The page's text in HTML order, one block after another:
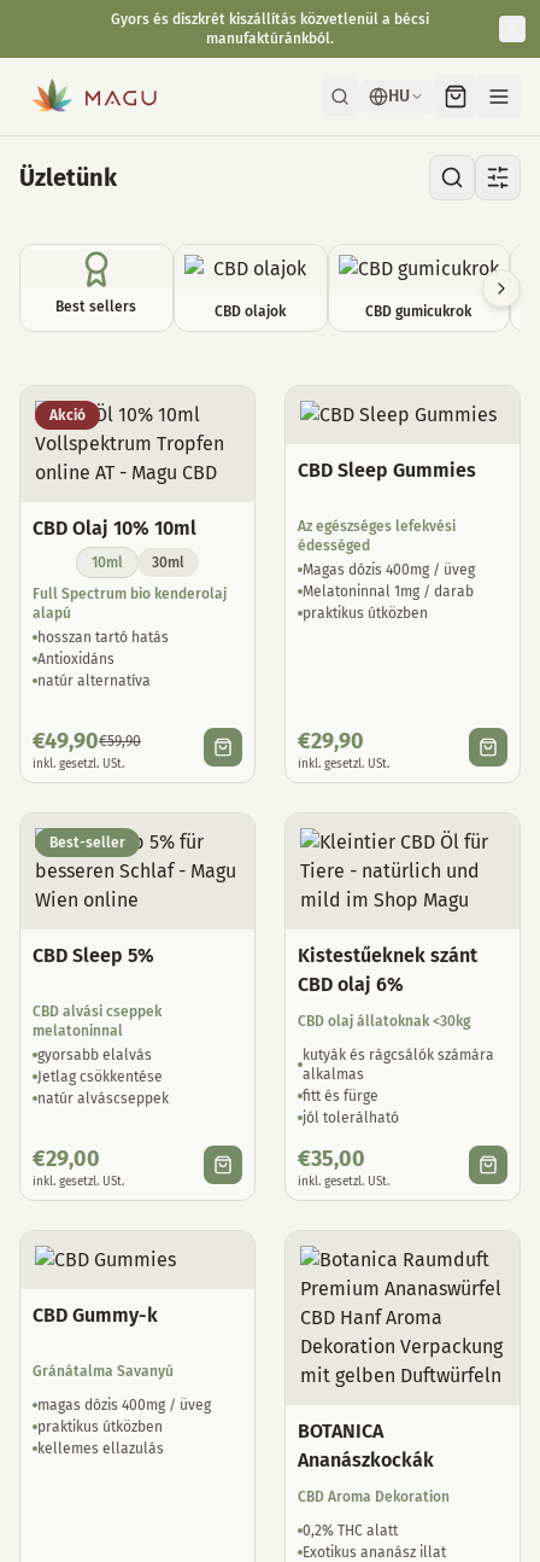
HU
Üzletünk
Best sellers CBD olajok CBD gumicukrok
Összes termék
Akció
CBD Olaj 10% 10ml
10ml
30ml
Full Spectrum bio kenderolaj
alapú
hosszan tartó hatás
Antioxidáns
natúr alternatíva
€49,90€59,90
inkl. gesetzl. USt.
CBD Sleep Gummies
Az egészséges lefekvési
édességed
Magas dózis 400mg / üveg
Melatoninnal 1mg / darab
praktikus útközben
€29,90
inkl. gesetzl. USt.
Best-seller
CBD Sleep 5%
CBD alvási cseppek
melatoninnal
gyorsabb elalvás
Jetlag csökkentése
natúr alváscseppek
€29,00
inkl. gesetzl. USt.
Kistestűeknek szánt
CBD olaj 6%
CBD olaj állatoknak <30kg
kutyák és rágcsálók számára
alkalmas
fitt és fürge
jól tolerálható
€35,00
inkl. gesetzl. USt.
CBD Gummy-k
Gránátalma Savanyú
magas dózis 400mg / üveg
praktikus útközben
kellemes ellazulás
BOTANICA
Ananászkockák
CBD Aroma Dekoration
0,2% THC alatt
Exotikus ananász illat
Gyors és diszkrét kiszállítás közvetlenül a bécsi
manufaktúránkból.